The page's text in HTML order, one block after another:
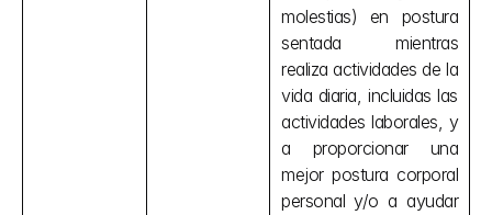
molestias) en postura
sentada mientras
realiza actividades de la
vida diaria, incluidas las
actividades laborales, y
a proporcionar una
mejor postura corporal
personal y/o a ayudar